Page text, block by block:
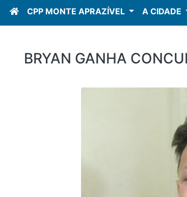
CPP MONTE APRAZÍVEL A CIDADE
BRYAN GANHA